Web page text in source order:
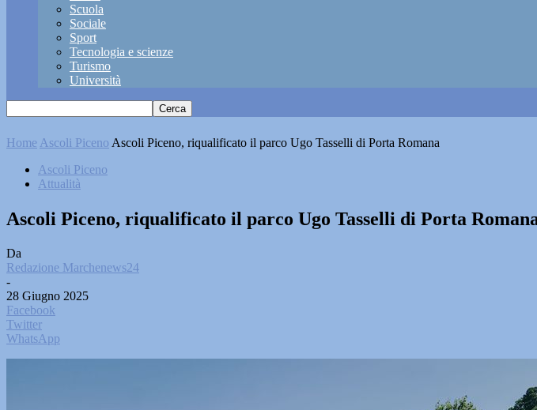
Scuola
Sociale
Sport
Tecnologia e scienze
Turismo
Università
Home Ascoli Piceno Ascoli Piceno, riqualificato il parco Ugo Tasselli di Porta Romana
Ascoli Piceno
Attualità
Ascoli Piceno, riqualificato il parco Ugo Tasselli di Porta
Da
Redazione Marchenews24
-
28 Giugno 2025
Facebook
Twitter
WhatsApp